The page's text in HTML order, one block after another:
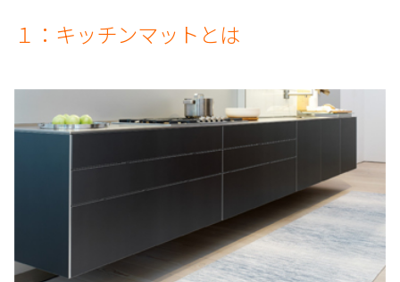
１：キッチンマットとは